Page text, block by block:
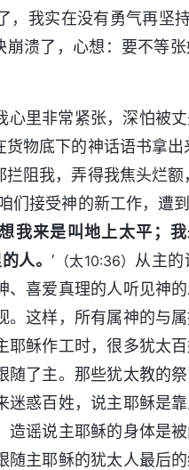
，我实在没有勇气再
崩溃了，心想：要不等
心里非常紧张，深怕被
物底下的神话语书拿
阻我，弄得我焦头烂
们接受神的新工作，遭
我来是叫地上太平；
人。’ （太10:36） 从主的
喜爱真理的人听见神
这样，所有属神的与
稣作工时，很多犹太
了主。那些犹太教的
惑百姓，说主耶稣是
谣说主耶稣的身体是
主耶稣的犹太人最后